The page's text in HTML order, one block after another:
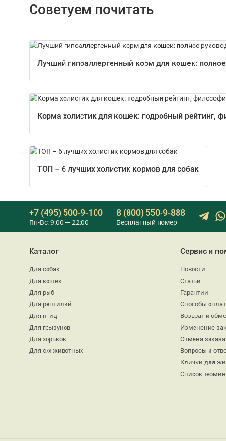
Советуем почитать
Лучший гипоаллергенный корм для кошек:
Корма холистик для кошек: подробный рейтинг,
ТОП – 6 лучших холистик кормов для собак
+7 (495) 500-9-100
Пн-Вс: 9:00 — 22:00
8 (800) 550-9-888
Бесплатный номер
Каталог
Для собак
Для кошек
Для рыб
Для рептилий
Для птиц
Для грызунов
Для хорьков
Для с/х животных
Сервис и
Новости
Статьи
Гарантии
Способы
Возврат и
Изменение
Отмена заказа
Вопросы и
Клички для
Список